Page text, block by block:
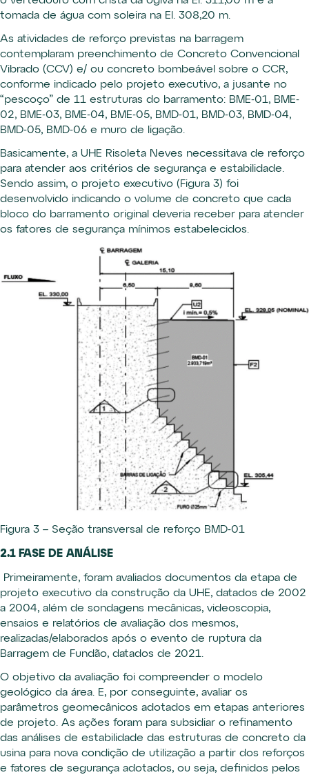
tomada de água com soleira na El. 308,20 m.
As atividades de reforço previstas na barragem
contemplaram preenchimento de Concreto Convencional
Vibrado (CCV) e/ ou concreto bombeável sobre o CCR,
conforme indicado pelo projeto executivo, a jusante no
“pescoço” de 11 estruturas do barramento: BME-01, BME-
02, BME-03, BME-04, BME-05, BMD-01, BMD-03, BMD-04,
BMD-05, BMD-06 e muro de ligação.
Basicamente, a UHE Risoleta Neves necessitava de reforço
para atender aos critérios de segurança e estabilidade.
Sendo assim, o projeto executivo (Figura 3) foi
desenvolvido indicando o volume de concreto que cada
bloco do barramento original deveria receber para atender
os fatores de segurança mínimos estabelecidos.
Figura 3 – Seção transversal de reforço BMD-01
2.1 FASE DE ANÁLISE
Primeiramente, foram avaliados documentos da etapa de
projeto executivo da construção da UHE, datados de 2002
a 2004, além de sondagens mecânicas, videoscopia,
ensaios e relatórios de avaliação dos mesmos,
realizadas/elaborados após o evento de ruptura da
Barragem de Fundão, datados de 2021.
O objetivo da avaliação foi compreender o modelo
geológico da área. E, por conseguinte, avaliar os
parâmetros geomecânicos adotados em etapas anteriores
de projeto. As ações foram para subsidiar o refinamento
das análises de estabilidade das estruturas de concreto da
usina para nova condição de utilização a partir dos reforços
e fatores de segurança adotados, ou seja, definidos pelos